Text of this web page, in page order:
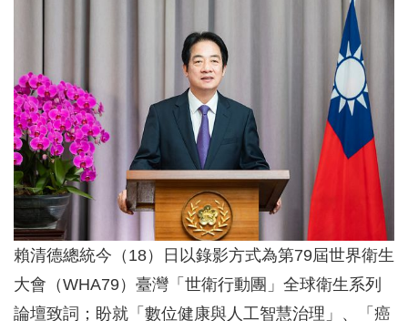
賴清德總統今（18）日以錄影方式為第79屆世界衛生
大會（WHA79）臺灣「世衛行動團」全球衛生系列
論壇致詞；盼就「數位健康與人工智慧治理」、「癌